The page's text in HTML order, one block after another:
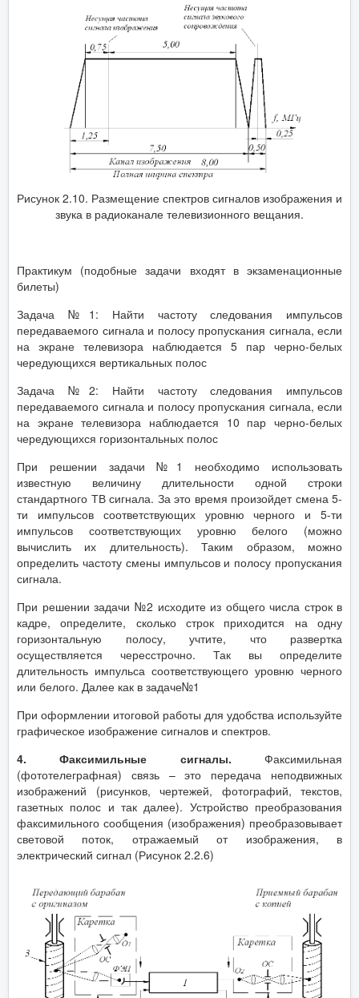
Рисунок 2.10. Размещение спектров сигналов изображения и
звука в радиоканале телевизионного вещания.
Практикум (подобные задачи входят в экзаменационные
билеты)
Задача №1: Найти частоту следования импульсов
передаваемого сигнала и полосу пропускания сигнала, если
на экране телевизора наблюдается 5 пар черно-белых
чередующихся вертикальных полос
Задача №2: Найти частоту следования импульсов
передаваемого сигнала и полосу пропускания сигнала, если
на экране телевизора наблюдается 10 пар черно-белых
чередующихся горизонтальных полос
При решении задачи №1 необходимо использовать
известную величину длительности одной строки
стандартного ТВ сигнала. За это время произойдет смена 5-
ти импульсов соответствующих уровню черного и 5-ти
импульсов соответствующих уровню белого (можно
вычислить их длительность). Таким образом, можно
определить частоту смены импульсов и полосу пропускания
сигнала.
При решении задачи №2 исходите из общего числа строк в
кадре, определите, сколько строк приходится на одну
горизонтальную полосу, учтите, что развертка
осуществляется чересстрочно. Так вы определите
длительность импульса соответствующего уровню черного
или белого. Далее как в задаче№1
При оформлении итоговой работы для удобства используйте
графическое изображение сигналов и спектров.
4. Факсимильные сигналы. Факсимильная
(фототелеграфная) связь – это передача неподвижных
изображений (рисунков, чертежей, фотографий, текстов,
газетных полос и так далее). Устройство преобразования
факсимильного сообщения (изображения) преобразовывает
световой поток, отражаемый от изображения, в
электрический сигнал (Рисунок 2.2.6)